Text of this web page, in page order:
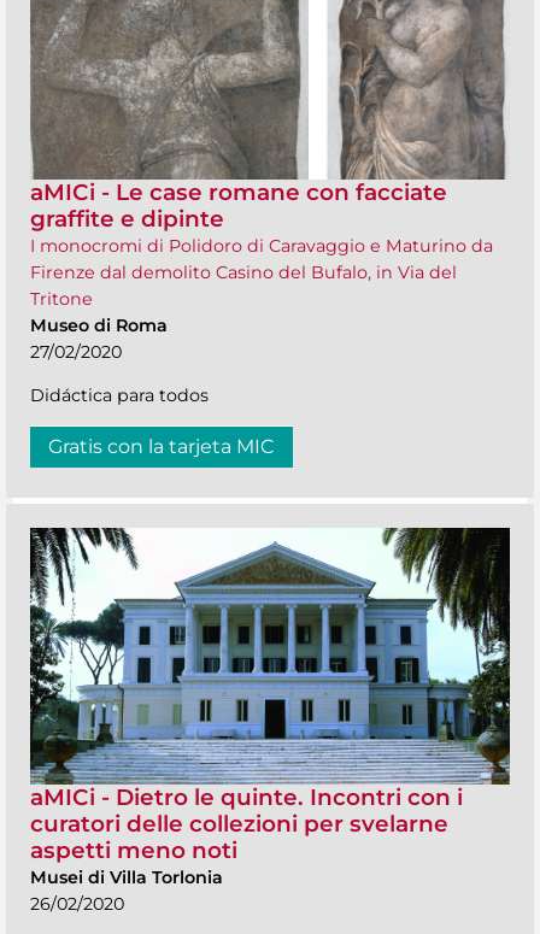
aMICi - Le case romane con facciate
graffite e dipinte
I monocromi di Polidoro di Caravaggio e Maturino da
Firenze dal demolito Casino del Bufalo, in Via del
Tritone
Museo di Roma
27/02/2020
Didáctica para todos
Gratis con la tarjeta MIC
aMICi - Dietro le quinte. Incontri con i
curatori delle collezioni per svelarne
aspetti meno noti
Musei di Villa Torlonia
26/02/2020